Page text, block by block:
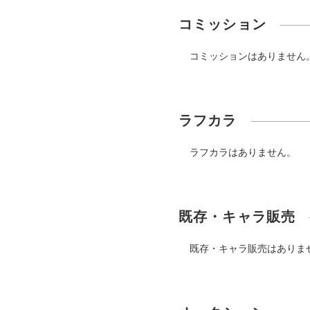
コミッション
コミッションはありません。
ラフカラ
ラフカラはありません。
既存・キャラ販売
既存・キャラ販売はありま